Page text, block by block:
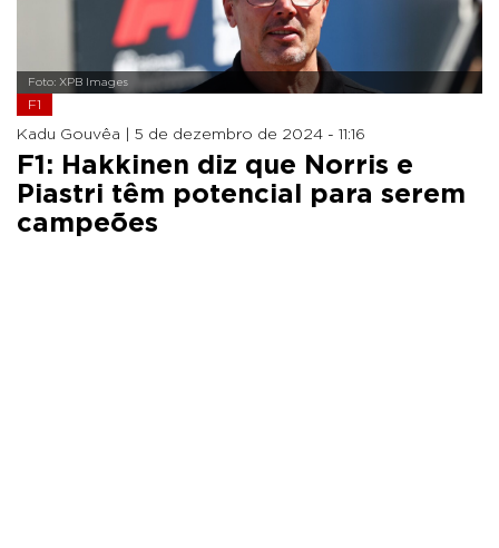
Foto: XPB Images
F1
Kadu Gouvêa | 5 de dezembro de 2024 - 11:16
F1: Hakkinen diz que Norris e
Piastri têm potencial para serem
campeões